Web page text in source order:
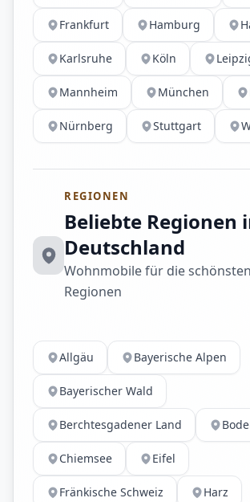
Frankfurt Hamburg
Karlsruhe Köln
Mannheim München
Nürnberg Stuttgart
REGIONEN
Beliebte Regionen
Deutschland
Wohnmobile für die
Regionen
Allgäu Bayerische Alpen
Bayerischer Wald
Berchtesgadener Land
Chiemsee Eifel
Fränkische Schweiz Harz